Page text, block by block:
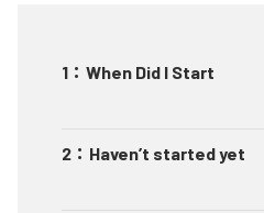
1 ： When Did I Start
2 ： Haven’t started yet